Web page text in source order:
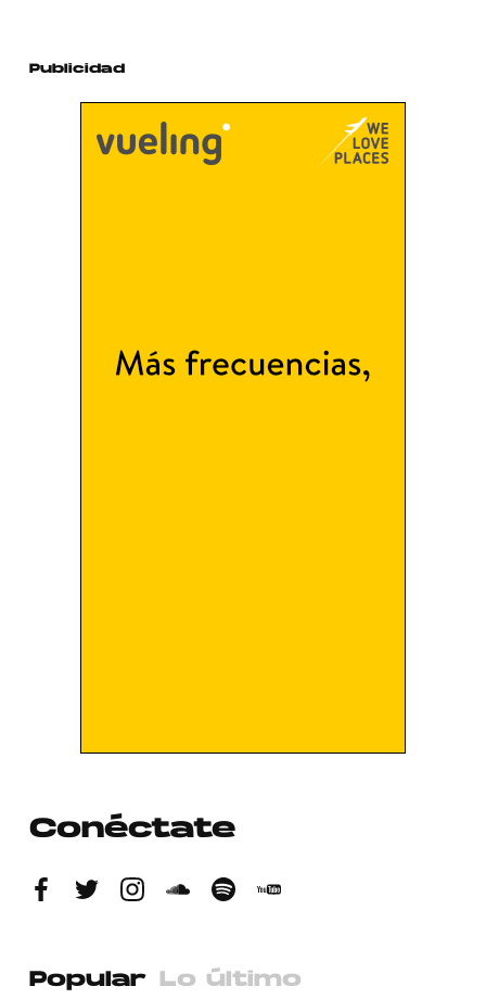
Publicidad
Conéctate
Popular Lo último